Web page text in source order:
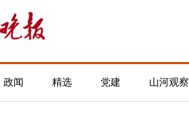
政闻 精选 党建 山河观察